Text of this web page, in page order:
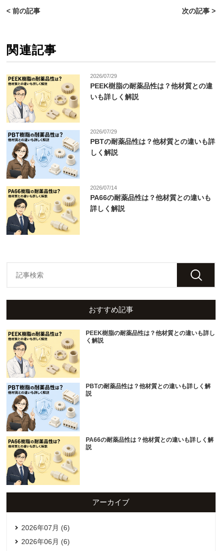
< 前の記事 次の記事 >
関連記事
2026/07/29
PEEK樹脂の耐薬品性は？他材質との違
いも詳しく解説
2026/07/29
PBTの耐薬品性は？他材質との違いも詳
しく解説
2026/07/14
PA66の耐薬品性は？他材質との違いも
詳しく解説
おすすめ記事
PEEK樹脂の耐薬品性は？他材質との違いも詳し
く解説
PBTの耐薬品性は？他材質との違いも詳しく解
説
PA66の耐薬品性は？他材質との違いも詳しく解
説
アーカイブ
2026年07月 (6)
2026年06月 (6)